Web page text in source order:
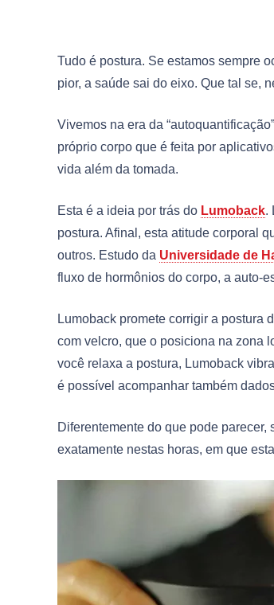
Tudo é postura. Se estamos sempre
pior, a saúde sai do eixo. Que tal se,
Vivemos na era da
próprio corpo que é feita por
vida além da tomada.
Esta é a ideia por trás do Lumoback.
postura. Afinal, esta atitude corporal
outros. Estudo da Universidade de
fluxo de hormônios do corpo, a auto-
Lumoback promete corrigir a postura
com velcro, que o posiciona na zona
você relaxa a postura, Lumoback
é possível acompanhar também
Diferentemente do que pode
exatamente nestas horas, em que